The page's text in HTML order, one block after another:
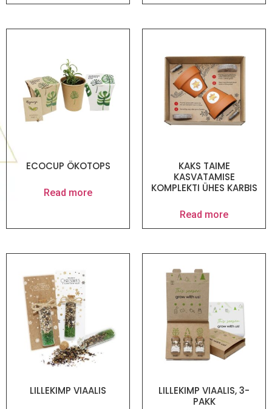
ECOCUP ÖKOTOPS
Read more
KAKS TAIME
KASVATAMISE
KOMPLEKTI ÜHES KARBIS
Read more
LILLEKIMP VIAALIS
LILLEKIMP VIAALIS, 3-
PAKK